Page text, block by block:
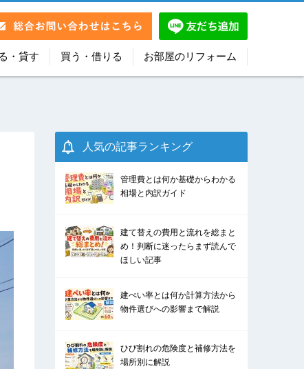
・貸す 買う・借りる お部屋のリフォーム
人気の記事ランキング
管理費とは何か基礎からわかる
相場と内訳ガイド
建て替えの費用と流れを総まと
め！判断に迷ったらまず読んで
ほしい記事
建ぺい率とは何か計算方法から
物件選びへの影響まで解説
ひび割れの危険度と補修方法を
場所別に解説